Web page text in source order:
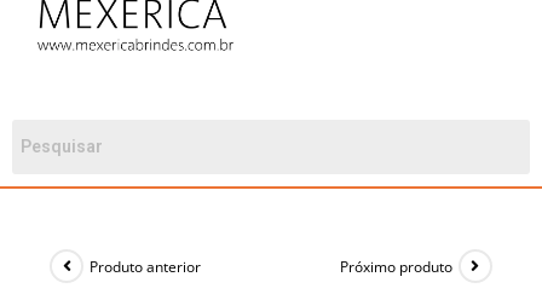
Produto anterior Próximo produto